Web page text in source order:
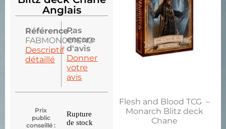
Flesh and Blood TCG –
Monarch Blitz deck
Chane
Anglais
Référence :
FABMON001EN2
Descriptif
détaillé
Pas
encore
d'avis
Donner
votre
avis
Prix
public
conseillé :
Rupture
de stock